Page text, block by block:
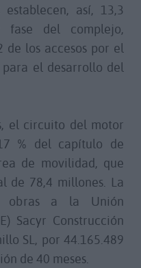
así, 13,3
del complejo,
de los accesos por el
el desarrollo del
el circuito del motor
% del capítulo de
de movilidad, que
de 78,4 millones. La
obras a la Unión
Sacyr Construcción
SL, por 44.165.489
de 40 meses.